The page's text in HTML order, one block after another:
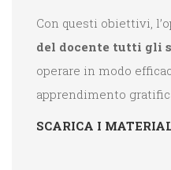
Con questi obiettivi,
del docente tutti gli
operare in modo
apprendimento
SCARICA I